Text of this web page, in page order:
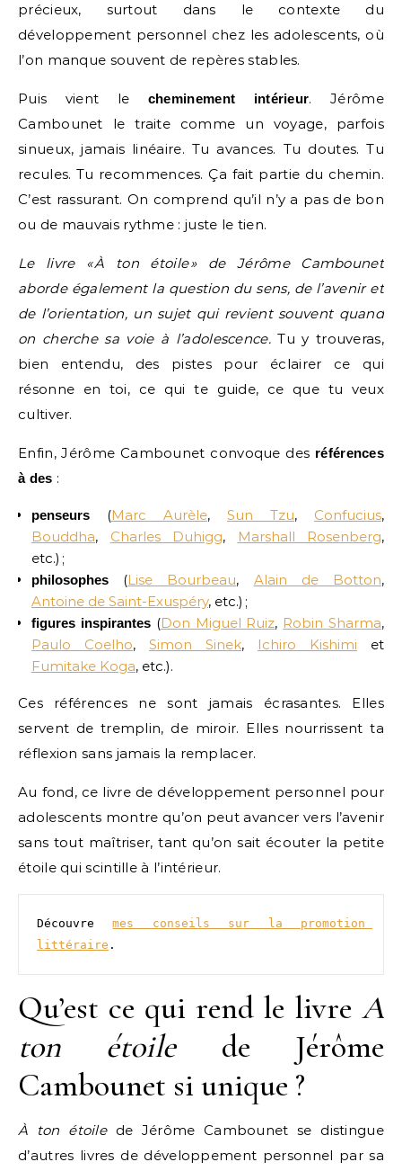
précieux, surtout dans le contexte du
développement personnel chez les adolescents, où
l’on manque souvent de repères stables.
Puis vient le cheminement intérieur. Jérôme
Cambounet le traite comme un voyage, parfois
sinueux, jamais linéaire. Tu avances. Tu doutes. Tu
recules. Tu recommences. Ça fait partie du chemin.
C’est rassurant. On comprend qu’il n’y a pas de bon
ou de mauvais rythme : juste le tien.
Le livre «À ton étoile» de Jérôme Cambounet
aborde également la question du sens, de l’avenir et
de l’orientation, un sujet qui revient souvent quand
on cherche sa voie à l’adolescence.Tu y trouveras,
bien entendu, des pistes pour éclairer ce qui
résonne en toi, ce qui te guide, ce que tu veux
cultiver.
Enfin, Jérôme Cambounet convoque des références
à des :
penseurs (Marc Aurèle, Sun Tzu, Confucius,
Bouddha, Charles Duhigg, Marshall Rosenberg,
etc.) ;
philosophes (Lise Bourbeau, Alain de Botton,
Antoine de Saint-Exuspéry, etc.) ;
figures inspirantes(Don Miguel Ruiz, Robin Sharma,
Paulo Coelho, Simon Sinek, Ichiro Kishimi et
Fumitake Koga, etc.).
Ces références ne sont jamais écrasantes. Elles
servent de tremplin, de miroir. Elles nourrissent ta
réflexion sans jamais la remplacer.
Au fond, ce livre de développement personnel pour
adolescents montre qu’on peut avancer vers l’avenir
sans tout maîtriser, tant qu’on sait écouter la petite
étoile qui scintille à l’intérieur.
Découvre mes conseils sur la promotion
littéraire .
Qu’est ce qui rend le livre A
ton étoilede Jérôme
Cambounet si unique ?
À ton étoilede Jérôme Cambounet se distingue
d’autres livres de développement personnel par sa